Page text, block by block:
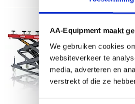
AA-Equipment maakt
We gebruiken cookies
websiteverkeer te
media, adverteren en
verstrekt of die ze